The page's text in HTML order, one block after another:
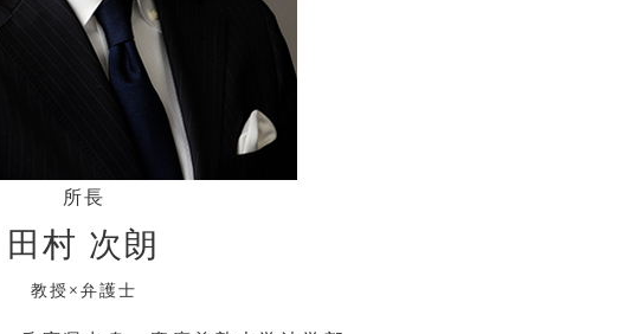
所長
田村 次朗
教授×弁護士